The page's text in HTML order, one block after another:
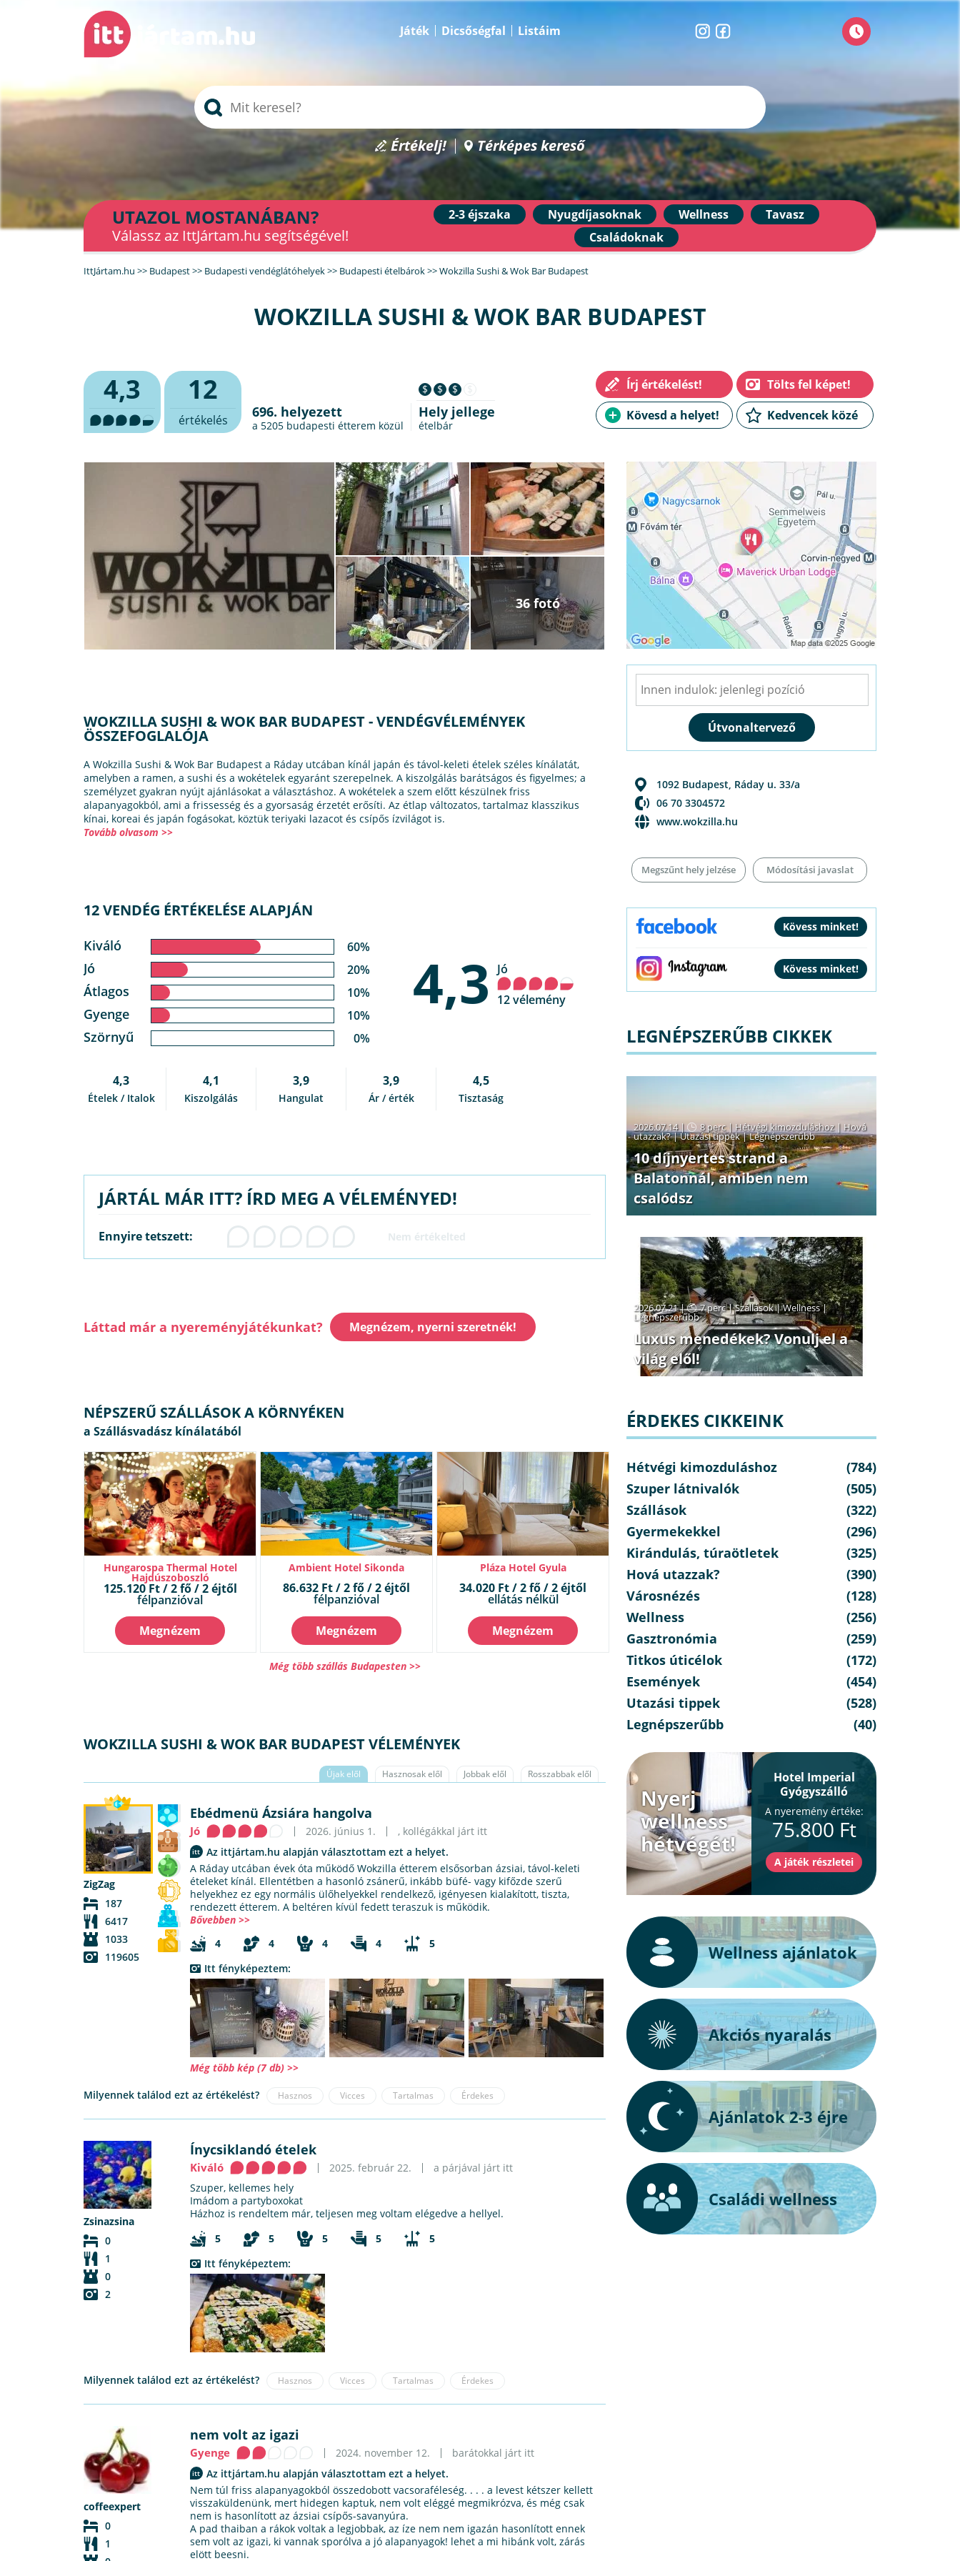
Játék Dicsőségfal Listáim
Értékelj! Térképes kereső
UTAZOL MOSTANÁBAN?
Válassz az IttJártam.hu segítségével!
2-3 éjszaka Nyugdíjasoknak Wellness
Tavasz
Családoknak
IttJártam.hu >> Budapest>> Budapesti vendéglátóhelyek>> Budapesti ételbárok>>Wokzilla Sushi & Wok Bar Budapest
WOKZILLA SUSHI & WOK BAR BUDAPEST
4,3 12
értékelés 696. helyezett
a 5205 budapesti étterem közül
$ $ $
Hely jellege
ételbár
36 fotó
WOKZILLA SUSHI & WOK BAR BUDAPEST - VENDÉGVÉLEMÉNYEK
ÖSSZEFOGLALÓJA
A Wokzilla Sushi & Wok Bar Budapest a Ráday utcában kínál japán és távol-keleti ételek széles kínálatát,
amelyben a ramen, a sushi és a wokételek egyaránt szerepelnek. A kiszolgálás barátságos és figyelmes; a
személyzet gyakran nyújt ajánlásokat a választáshoz. A wokételek a szem előtt készülnek friss
alapanyagokból, ami a frissesség és a gyorsaság érzetét erősíti. Az étlap változatos, tartalmaz klasszikus
kínai, koreai és japán fogásokat, köztük teriyaki lazacot és csípős ízvilágot is.
Tovább olvasom >>
12 VENDÉG ÉRTÉKELÉSE ALAPJÁN
Kiváló 60%
Jó 20%
Átlagos 10%
Gyenge 10%
Szörnyű 0%
4,3
Jó
12 vélemény
4,3
Ételek / Italok
4,1
Kiszolgálás
3,9
Hangulat
3,9
Ár / érték
4,5
Tisztaság
JÁRTÁL MÁR ITT? ÍRD MEG A VÉLEMÉNYED!
Ennyire tetszett:
Láttad már a nyereményjátékunkat? Megnézem, nyerni szeretnék!
NÉPSZERŰ SZÁLLÁSOK A KÖRNYÉKEN
Hungarospa Thermal Hotel
Hajdúszoboszló
125.120 Ft / 2 fő / 2 éjtől
félpanzióval
Megnézem
Ambient Hotel Sikonda
86.632 Ft / 2 fő / 2 éjtől
félpanzióval
Megnézem
Pláza Hotel Gyula
34.020 Ft / 2 fő / 2 éjtől
ellátás nélkül
Megnézem
Még több szállás Budapesten >>
WOKZILLA SUSHI & WOK BAR BUDAPEST VÉLEMÉNYEK
Újak elől Hasznosak elől Jobbak elől Rosszabbak elől
ZigZag
187
6417
1033
119605
Ebédmenü Ázsiára hangolva
Jó 2026. június 1.
, kollégákkal járt itt
Az ittjártam.hu alapján választottam ezt a helyet.
A Ráday utcában évek óta működő Wokzilla étterem elsősorban ázsiai, távol-keleti
ételeket kínál. Ellentétben a hasonló zsánerű, inkább büfé- vagy kifőzde szerű
helyekhez ez egy normális ülőhelyekkel rendelkező, igényesen kialakított, tiszta,
rendezett étterem. A beltéren kívül fedett teraszuk is működik.
Bővebben >>
4
4 4 4
5
Itt fényképeztem:
Még több kép (7 db) >>
Milyennek találod ezt az értékelést?
Hasznos Vicces Tartalmas Érdekes
Zsinazsina
0
1
0
2
Ínycsiklandó ételek
Kiváló 2025. február 22.
a párjával járt itt
Szuper, kellemes hely
Imádom a partyboxokat
Házhoz is rendeltem már, teljesen meg voltam elégedve a hellyel.
5
5 5 5
5
Itt fényképeztem:
Milyennek találod ezt az értékelést? Hasznos Vicces Tartalmas Érdekes
coffeexpert
0
1
nem volt az igazi
Gyenge 2024. november 12.
barátokkal járt itt
Az ittjártam.hu alapján választottam ezt a helyet.
Nem túl friss alapanyagokból összedobott vacsoraféleség. . . . a levest kétszer kellett
visszaküldenünk, mert hidegen kaptuk, nem volt eléggé megmikrózva, és még csak
nem is hasonlított az ázsiai csípős-savanyúra.
A pad thaiban a rákok voltak a legjobbak, az íze nem nem igazán hasonlított ennek
sem volt az igazi, ki vannak sporólva a jó alapanyagok! lehet a mi hibánk volt, zárás
elött beesni.
1092 Budapest, Ráday u. 33/a
06 70 3304572
www.wokzilla.hu
Megszűnt hely jelzése Módosítási javaslat
LEGNÉPSZERŰBB CIKKEK
2026.07.14 | 8 perc| Hétvégi kimozduláshoz| Hová
utazzak?|Utazási tippek|Legnépszerűbb
10 díjnyertes strand a
Balatonnál, amiben nem
csalódsz
2026.07.21 | 7 perc|Szállások|Wellness|
Legnépszerűbb
Luxus menedékek? Vonulj el a
világ elől!
ÉRDEKES CIKKEINK
Hétvégi kimozduláshoz
(784)
Szuper látnivalók
(505)
Szállások
(322)
Gyermekekkel
(296)
Kirándulás, túraötletek
(325)
Hová utazzak?
(390)
Városnézés
(128)
Wellness
(256)
Gasztronómia
(259)
Titkos úticélok
(172)
Események
(454)
Utazási tippek
(528)
Legnépszerűbb
(40)
Nyerj
wellness
hétvégét!
Hotel Imperial
Gyógyszálló
A nyeremény értéke:
75.800 Ft
Wellness ajánlatok
Akciós nyaralás
Ajánlatok 2-3 éjre
Családi wellness